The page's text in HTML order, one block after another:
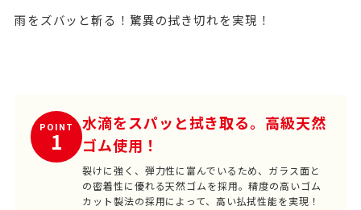
雨をズバッと斬る！驚異の拭き切れを実現！
POINT
1
水滴をスパッと拭き取る。高級天然
ゴム使用！
裂けに強く、弾力性に富んでいるため、ガラス面と
の密着性に優れる天然ゴムを採用。精度の高いゴム
カット製法の採用によって、高い払拭性能を実現！